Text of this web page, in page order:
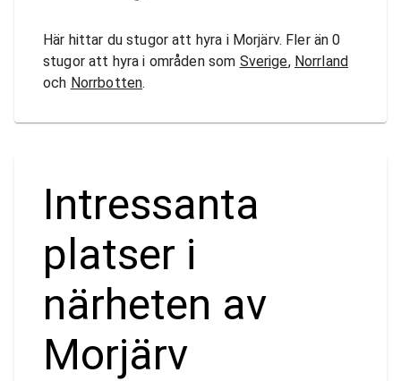
Här hittar du stugor att hyra i Morjärv. Fler än 0
stugor att hyra i områden som Sverige, Norrland
och Norrbotten.
Intressanta
platser i
närheten av
Morjärv